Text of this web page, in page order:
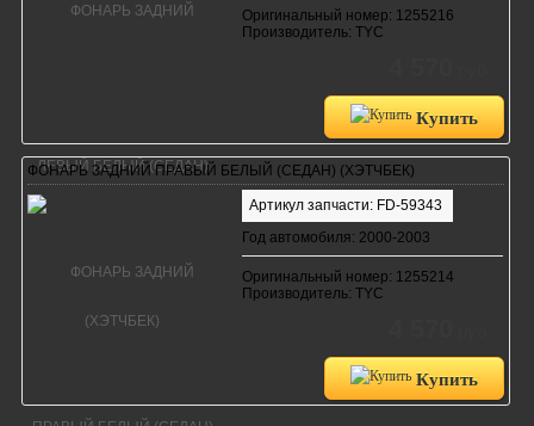
Оригинальный номер: 1255216
Производитель: TYC
Купить
ФОНАРЬ ЗАДНИЙ ПРАВЫЙ БЕЛЫЙ (СЕДАН) (ХЭТЧБЕК)
Артикул запчасти: FD-59343
Год автомобиля: 2000-2003
Оригинальный номер: 1255214
Производитель: TYC
Купить